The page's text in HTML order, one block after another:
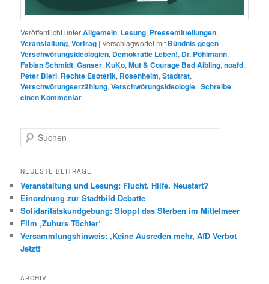
Veröffentlicht unterAllgemein, Lesung, Pressemitteilungen,
Veranstaltung,Vortrag |Verschlagwortet mit Bündnis gegen
Verschwörungsideologien, Demokratie Leben!, Dr. Pöhlmann,
Fabian Schmidt,Ganser,KuKo,Mut & Courage Bad Aibling,noafd,
Peter Bierl, Rechte Esoterik, Rosenheim,Stadtrat,
Verschwörungserzählung,Verschwörungsideologie |Schreibe
einen Kommentar
u
h
n
NEUESTE BEITRÄGE
Veranstaltung und Lesung: Flucht. Hilfe. Neustart?
Einordnung zur Stadtbild Debatte
Solidaritätskundgebung: Stoppt das Sterben im Mittelmeer
Film ‚Zuhurs Töchter‘
Versammlungshinweis: ‚Keine Ausreden mehr, AfD Verbot
Jetzt!‘
ARCHIV